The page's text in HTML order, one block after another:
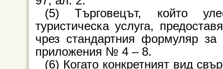
(5) Търговецът, който
туристическа услуга,
чрез стандартния формуляр
приложения № 4 – 8.
(6) Когато конкретният вид